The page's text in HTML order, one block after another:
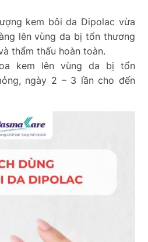
kem bôi da Dipolac vừa
lên vùng da bị tổn thương
thẩm thấu hoàn toàn.
kem lên vùng da bị tổn
ngày 2 – 3 lần cho đến